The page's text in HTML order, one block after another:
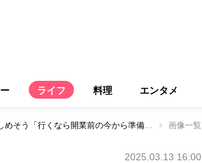
ライフ 料理 エンタメ
大阪・関西万博、開幕まで1か月！実は結構楽しめそう「行くなら開業前の今から準備がお得」と旅行ジャーナリストが見どころを解説 画像一覧
2025.03.13 16:00